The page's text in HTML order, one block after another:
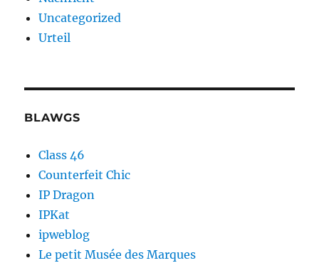
Uncategorized
Urteil
BLAWGS
Class 46
Counterfeit Chic
IP Dragon
IPKat
ipweblog
Le petit Musée des Marques